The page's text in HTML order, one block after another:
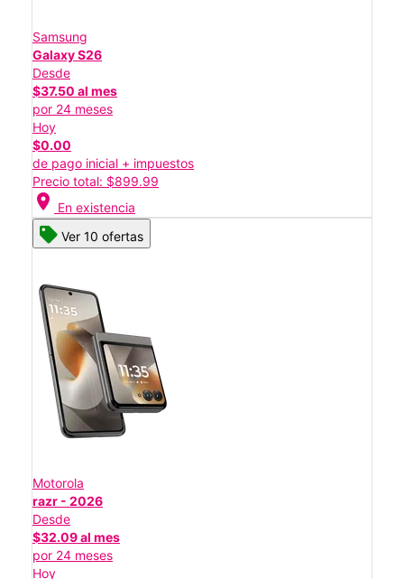
Samsung
Galaxy S26
Desde
$37.50 al mes
por 24 meses
Hoy
$0.00
de pago inicial + impuestos
Precio total: $899.99
location_on En existencia
Ver 10 ofertas
Motorola
razr - 2026
Desde
$32.09 al mes
por 24 meses
Hoy